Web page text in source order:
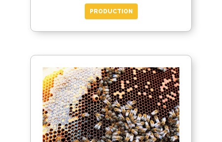
PRODUCTION